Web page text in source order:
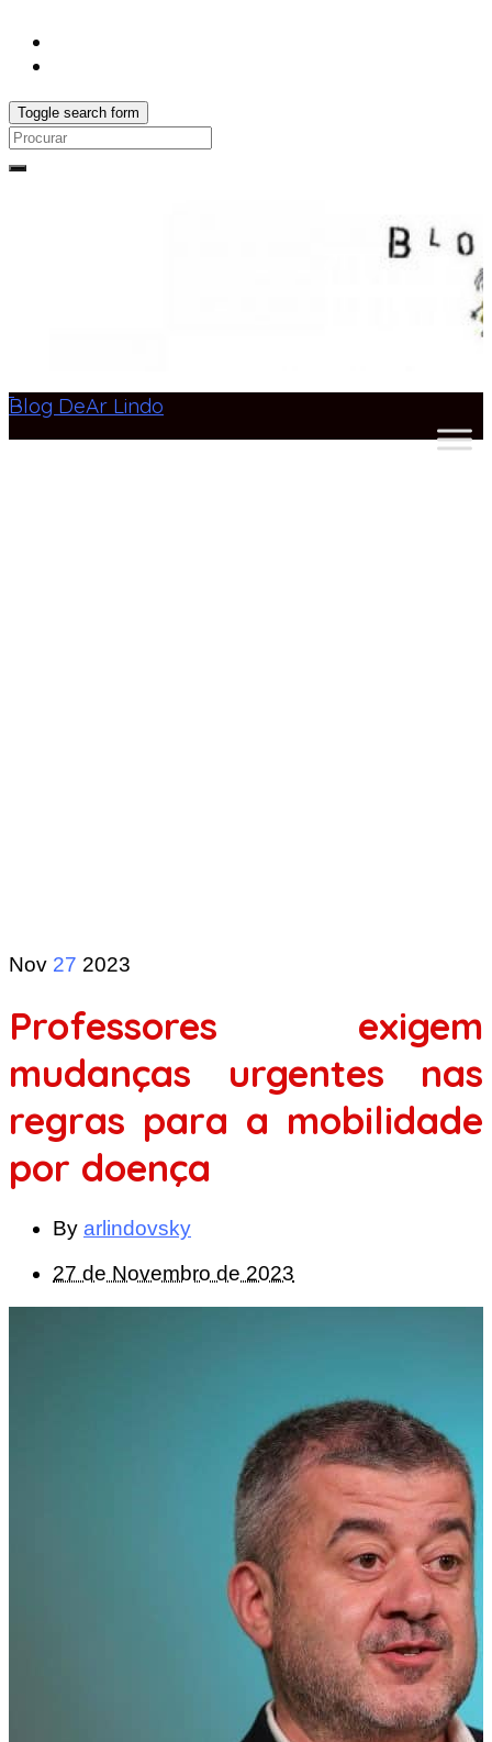
Toggle search form
Search
Blog DeAr Lindo
Nov 27 2023
Professores exigem
mudanças urgentes nas
regras para a mobilidade
por doença
By arlindovsky
27 de Novembro de 2023